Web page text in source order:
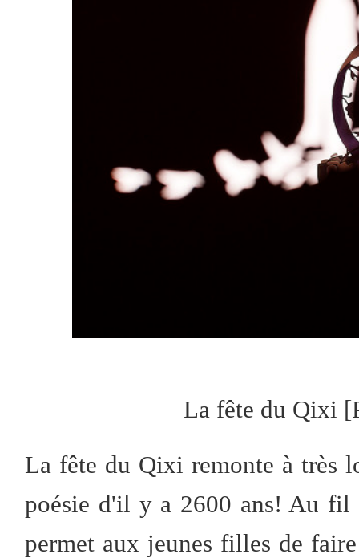
La fête du Qixi
La fête du Qixi remonte à très
poésie d'il y a 2600 ans! Au fil
permet aux jeunes filles de